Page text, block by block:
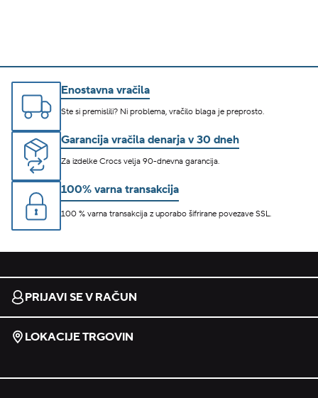
Enostavna vračila
Ste si premislili? Ni problema, vračilo blaga je preprosto.
Garancija vračila denarja v 30 dneh
Za izdelke Crocs velja 90-dnevna garancija.
100% varna transakcija
100 % varna transakcija z uporabo šifrirane povezave SSL.
PRIJAVI SE V RAČUN
LOKACIJE TRGOVIN